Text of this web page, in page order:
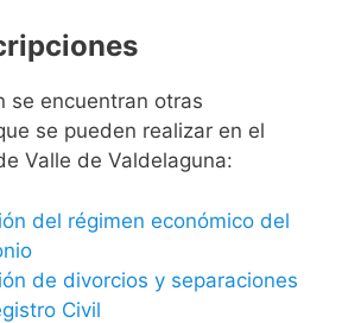
se encuentran otras
se pueden realizar en el
Valle de Valdelaguna:
del régimen económico del
de divorcios y separaciones
Civil